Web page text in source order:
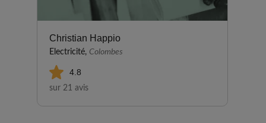
Christian Happio
Electricité, Colombes
4.8
sur 21 avis